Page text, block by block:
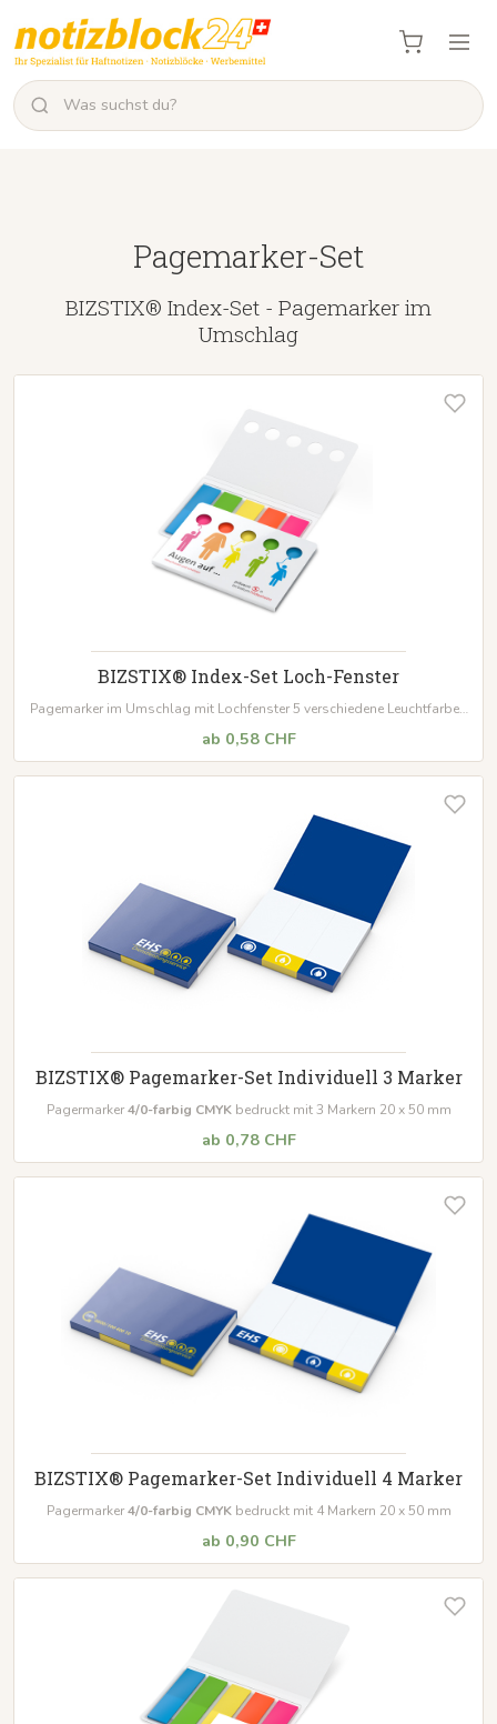
Pagemarker-Set
BIZSTIX® Index-Set - Pagemarker im
Umschlag
BIZSTIX® Index-Set Loch-Fenster
Pagemarker im Umschlag mit Lochfenster 5 verschiedene Leuchtfarben
112 mm
ab 0,58 CHF
BIZSTIX® Pagemarker-Set Individuell 3 Marker
Pagermarker4/0-farbig CMYKbedruckt mit 3 Markern 20 x 50 mm
ab 0,78 CHF
BIZSTIX® Pagemarker-Set Individuell 4 Marker
Pagermarker4/0-farbig CMYKbedruckt mit 4 Markern 20 x 50 mm
ab 0,90 CHF